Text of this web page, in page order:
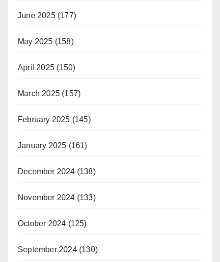
June 2025(177)
May 2025 (158)
April 2025 (150)
March 2025 (157)
February 2025 (145)
January 2025 (161)
December 2024 (138)
November 2024 (133)
October 2024 (125)
September 2024(130)